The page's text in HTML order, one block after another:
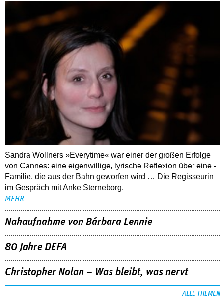
Sandra Wollners »Everytime« war einer der großen Erfolge
von Cannes: eine eigenwillige, lyrische Reflexion über eine ­
Familie, die aus der Bahn geworfen wird … Die Regisseurin
im Gespräch mit Anke Sterneborg.
MEHR
Nahaufnahme von Bárbara Lennie
80 Jahre DEFA
Christopher Nolan – Was bleibt, was nervt
ALLE THEMEN